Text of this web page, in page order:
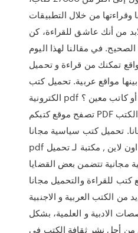
يصل إلى 12 كتابا وقراءتها من خلال التطبيقات
من أنك عاشق للقراءة، كن
في مقالنا لهذا اليوم
لأفضل 8 مواقع تمكنك من قراءة و تحميل
مواقع عربية. تحميل كتب
الكترونية pdf مجانا. هل تبحث عن كتاب أو كاتب معين ؟
تصفح موقع كتبكم PDF وابحث غن أفضل الكتب
تحميل كتب سياسية مجانا
pdf و قراءة كتب سياسية اون لاين , مكتبة لـ تحميل
مجانية تتضمن بعض القضايا
كتب للقراءة والتحميل مجانا
من الكتب العربية و الاجنبية
الادبية و العلمية، بشكل
أجل نشر ثقافة الكتب في